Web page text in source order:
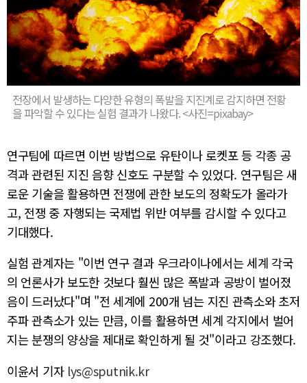
전장에서 발생하는 다양한 유형의 폭발을 지진계로 감지하면 전황
을 파악할 수 있다는 실험 결과가 나왔다. <사진=pixabay>
연구팀에 따르면 이번 방법으로 유탄이나 로켓포 등 각종 공
격과 관련된 지진 음향 신호도 구분할 수 있었다. 연구팀은 새
로운 기술을 활용하면 전쟁에 관한 보도의 정확도가 올라가
고, 전쟁 중 자행되는 국제법 위반 여부를 감시할 수 있다고
기대했다.
실험 관계자는 "이번 연구 결과 우크라이나에서는 세계 각국
의 언론사가 보도한 것보다 훨씬 많은 폭발과 공방이 벌어졌
음이 드러났다"며 "전 세계에 200개 넘는 지진 관측소와 초저
주파 관측소가 있는 만큼, 이를 활용하면 세계 각지에서 벌어
지는 분쟁의 양상을 제대로 확인하게 될 것"이라고 강조했다.
이윤서 기자 lys@sputnik.kr